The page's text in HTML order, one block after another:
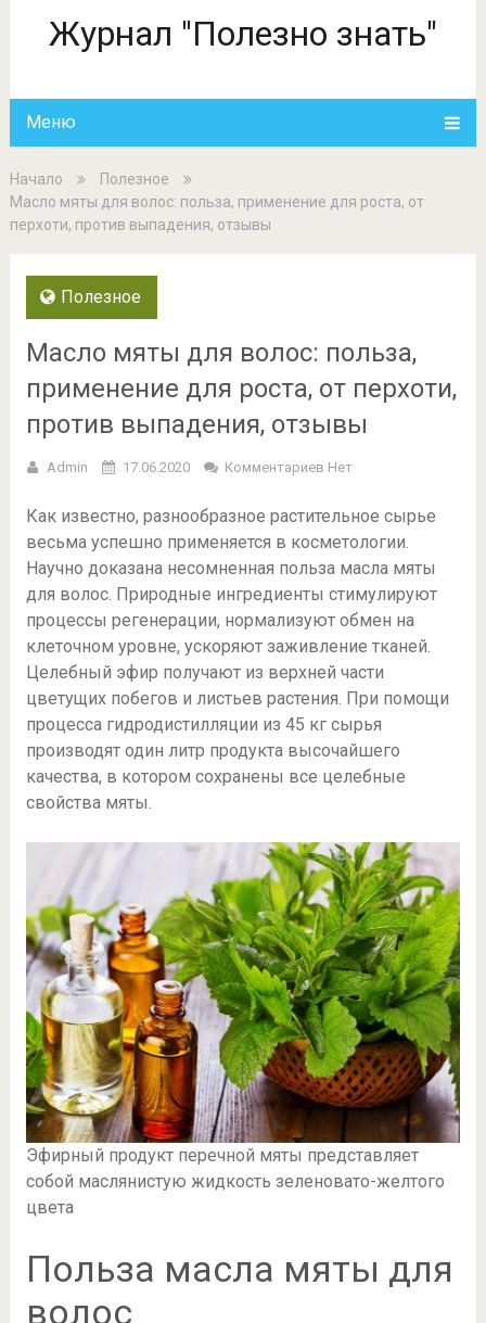
Журнал "Полезно знать"
Меню
Начало
Полезное
Масло мяты для волос: польза, применение для роста, от
перхоти, против выпадения, отзывы
Полезное
Масло мяты для волос: польза,
применение для роста, от перхоти,
против выпадения, отзывы
Admin 17.06.2020 Комментариев Нет
Как известно, разнообразное растительное сырье
весьма успешно применяется в косметологии.
Научно доказана несомненная польза масла мяты
для волос. Природные ингредиенты стимулируют
процессы регенерации, нормализуют обмен на
клеточном уровне, ускоряют заживление тканей.
Целебный эфир получают из верхней части
цветущих побегов и листьев растения. При помощи
процесса гидродистилляции из 45 кг сырья
производят один литр продукта высочайшего
качества, в котором сохранены все целебные
свойства мяты.
Эфирный продукт перечной мяты представляет
собой маслянистую жидкость зеленовато-желтого
цвета
Польза масла мяты для
волос